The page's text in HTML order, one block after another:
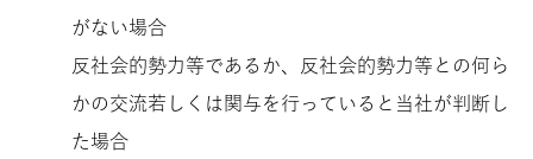
がない場合
反社会的勢力等であるか、反社会的勢力等との何ら
かの交流若しくは関与を行っていると当社が判断し
た場合